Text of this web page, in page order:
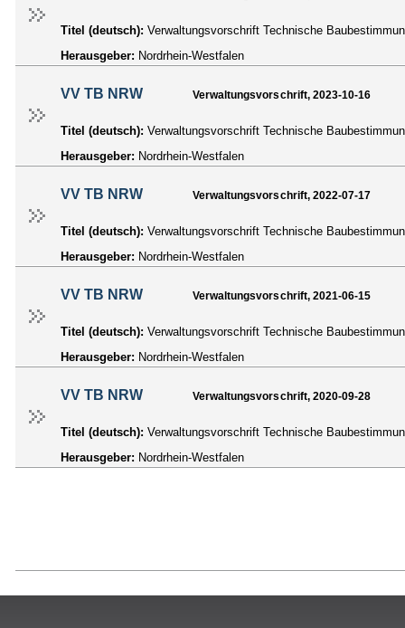
Titel (deutsch): Verwaltungsvorschrift Technische
Herausgeber: Nordrhein-Westfalen
VV TB NRW Verwaltungsvorschrift, 2023-10-16
Titel (deutsch): Verwaltungsvorschrift Technische
Herausgeber: Nordrhein-Westfalen
VV TB NRW Verwaltungsvorschrift, 2022-07-17
Titel (deutsch): Verwaltungsvorschrift Technische
Herausgeber: Nordrhein-Westfalen
VV TB NRW Verwaltungsvorschrift, 2021-06-15
Titel (deutsch): Verwaltungsvorschrift Technische
Herausgeber: Nordrhein-Westfalen
VV TB NRW Verwaltungsvorschrift, 2020-09-28
Titel (deutsch): Verwaltungsvorschrift Technische
Herausgeber: Nordrhein-Westfalen